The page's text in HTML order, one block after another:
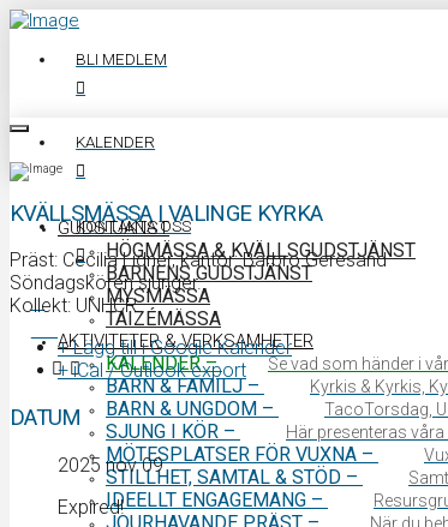
BLI MEDLEM
KALENDER
KONTAKTA OSS
0340 64 11 00
GUDSTJÄNST
HÖGMÄSSA & KVÄLLSGUDSTJÄNST
BARNENS GUDSTJÄNST
MYSMÄSSA
TAIZÉMÄSSA
AKTIVITETER & VERKSAMHETER
KALENDER– Se vad som händer i
BARN & FAMILJ– Kyrkis & Kyrkis,
BARN & UNGDOM – TacoTorsdag,
SJUNG I KÖR – Här presenteras
MÖTESPLATSER FÖR VUXNA –
STILLHET, SAMTAL & STÖD –
IDEELLT ENGAGEMANG –
KVÄLLSMÄSSA I VALINGE KYRKA
Präst: Cecilia Lidner, kantor: Barbro Geresand
Söndagskören sjunger.
Kollekt: UNHCR
+ Lägg till i Google Kalender
+ iCal / Outlook export
DATUM
2025 nov 09
Expired!